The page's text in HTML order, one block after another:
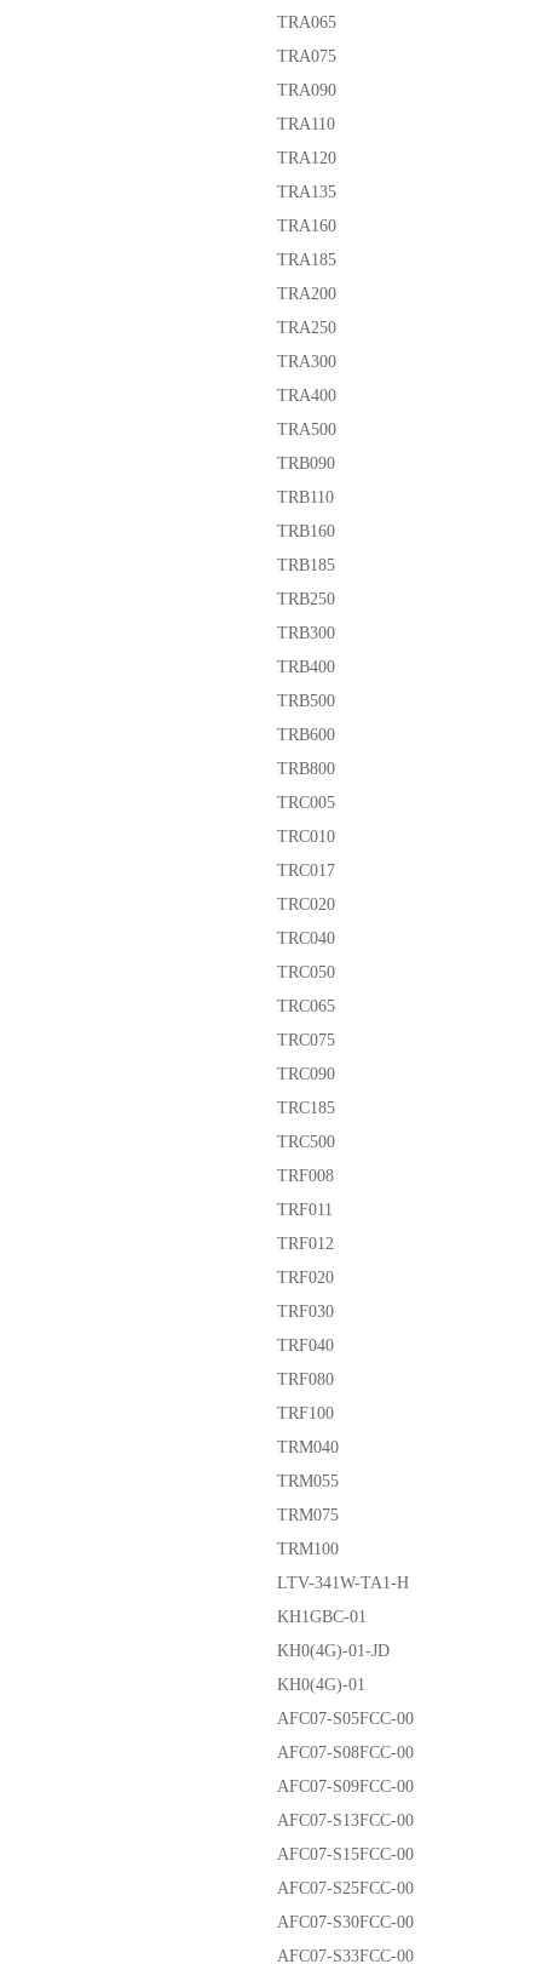
TRA065
TRA075
TRA090
TRA110
TRA120
TRA135
TRA160
TRA185
TRA200
TRA250
TRA300
TRA400
TRA500
TRB090
TRB110
TRB160
TRB185
TRB250
TRB300
TRB400
TRB500
TRB600
TRB800
TRC005
TRC010
TRC017
TRC020
TRC040
TRC050
TRC065
TRC075
TRC090
TRC185
TRC500
TRF008
TRF011
TRF012
TRF020
TRF030
TRF040
TRF080
TRF100
TRM040
TRM055
TRM075
TRM100
LTV-341W-TA1-H
KH1GBC-01
KH0(4G)-01-JD
KH0(4G)-01
AFC07-S05FCC-00
AFC07-S08FCC-00
AFC07-S09FCC-00
AFC07-S13FCC-00
AFC07-S15FCC-00
AFC07-S25FCC-00
AFC07-S30FCC-00
AFC07-S33FCC-00